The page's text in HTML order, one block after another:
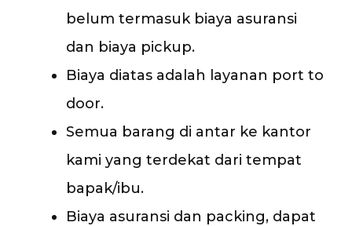
belum termasuk biaya asuransi
dan biaya pickup.
Biaya diatas adalah layanan port to
door.
Semua barang di antar ke kantor
kami yang terdekat dari tempat
bapak/ibu.
Biaya asuransi dan packing, dapat